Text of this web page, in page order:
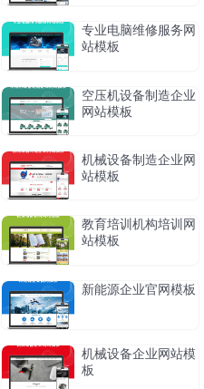
专业电脑维修服务网
站模板
空压机设备制造企业
网站模板
机械设备制造企业网
站模板
教育培训机构培训网
站模板
新能源企业官网模板
机械设备企业网站模
板